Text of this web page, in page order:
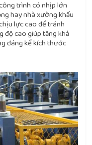
trình có nhịp lớn
hay nhà xưởng khẩu
lực cao để tránh
độ cao giúp tăng khả
đáng kể kích thước